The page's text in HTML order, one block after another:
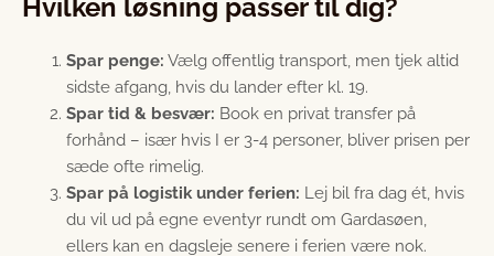
Hvilken løsning passer til dig?
Spar penge: Vælg offentlig transport, men tjek altid
sidste afgang, hvis du lander efter kl. 19.
Spar tid & besvær: Book en privat transfer på
forhånd – især hvis I er 3-4 personer, bliver prisen per
sæde ofte rimelig.
Spar på logistik under ferien: Lej bil fra dag ét, hvis
du vil ud på egne eventyr rundt om Gardasøen,
ellers kan en dagsleje senere i ferien være nok.